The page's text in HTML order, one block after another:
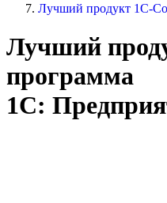
Лучший продукт 1С-
Лучший
программа
1С: